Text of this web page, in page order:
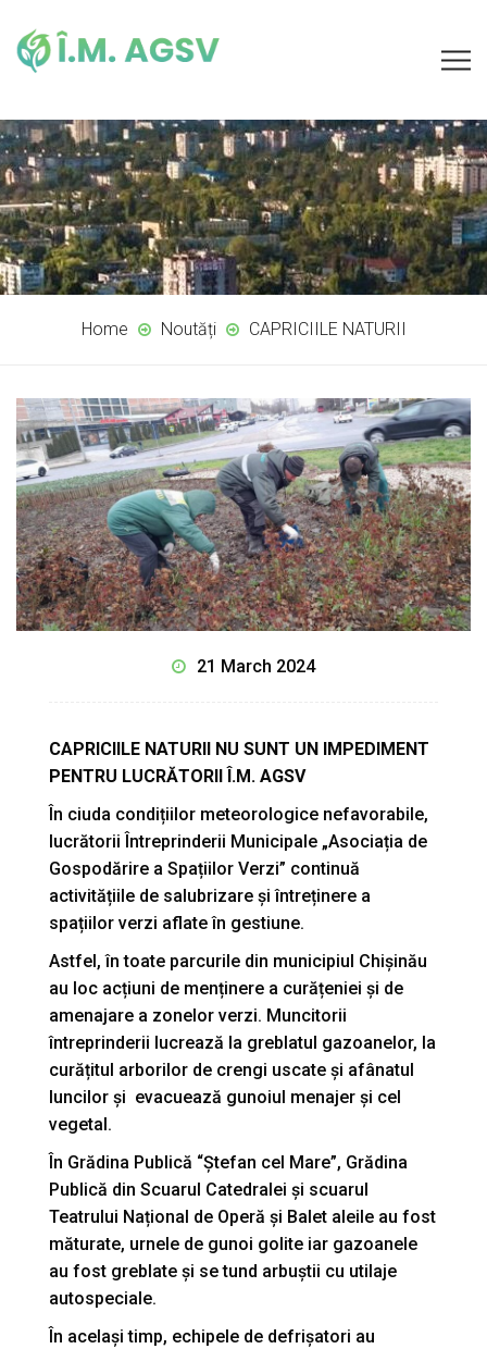
Home Noutăți CAPRICIILE NATURII
21 March 2024
CAPRICIILE NATURII NU SUNT UN IMPEDIMENT
PENTRU LUCRĂTORII Î.M. AGSV
În ciuda condițiilor meteorologice nefavorabile,
lucrătorii Întreprinderii Municipale „Asociația de
Gospodărire a Spațiilor Verzi” continuă
activitățiile de salubrizare și întreținere a
spațiilor verzi aflate în gestiune.
Astfel, în toate parcurile din municipiul Chișinău
au loc acțiuni de menținere a curățeniei și de
amenajare a zonelor verzi. Muncitorii
întreprinderii lucrează la greblatul gazoanelor, la
curățitul arborilor de crengi uscate și afânatul
luncilor și evacuează gunoiul menajer și cel
vegetal.
În Grădina Publică “Ștefan cel Mare”, Grădina
Publică din Scuarul Catedralei și scuarul
Teatrului Național de Operă și Balet aleile au fost
măturate, urnele de gunoi golite iar gazoanele
au fost greblate și se tund arbuștii cu utilaje
autospeciale.
În același timp, echipele de defrișatori au